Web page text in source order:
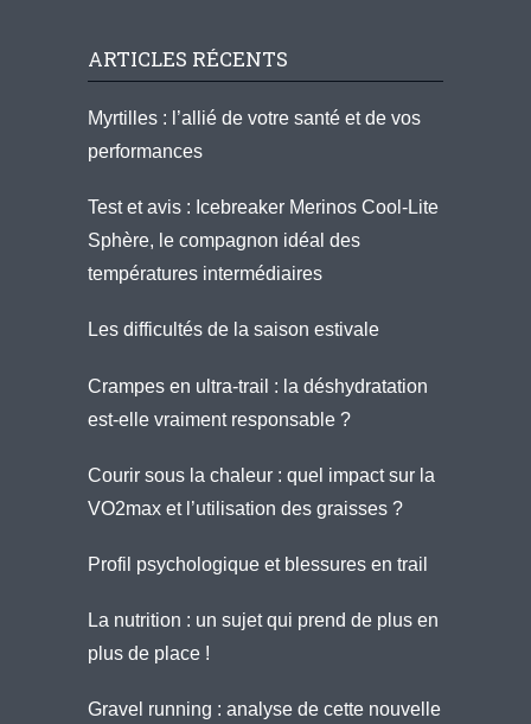
ARTICLES RÉCENTS
Myrtilles : l’allié de votre santé et de vos
performances
Test et avis : Icebreaker Merinos Cool-Lite
Sphère, le compagnon idéal des
températures intermédiaires
Les difficultés de la saison estivale
Crampes en ultra-trail : la déshydratation
est-elle vraiment responsable ?
Courir sous la chaleur : quel impact sur la
VO2max et l’utilisation des graisses ?
Profil psychologique et blessures en trail
La nutrition : un sujet qui prend de plus en
plus de place !
Gravel running : analyse de cette nouvelle